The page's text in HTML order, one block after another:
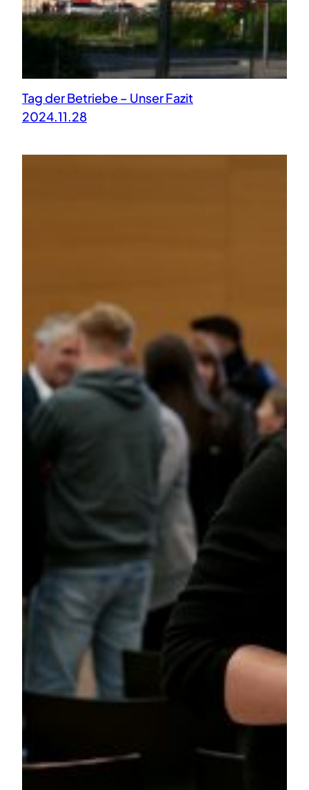
Tag der Betriebe – Unser Fazit
2024.11.28